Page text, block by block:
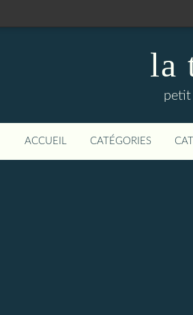
la
petit
ACCUEIL CATÉGORIES